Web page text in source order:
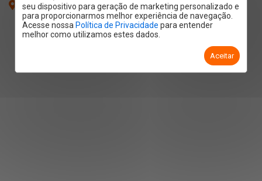
seu dispositivo para geração de marketing personalizado e
para proporcionarmos melhor experiência de navegação.
Acesse nossa Política de Privacidade para entender
melhor como utilizamos estes dados.
Aceitar
Santa Rosa - Piracicaba/SP